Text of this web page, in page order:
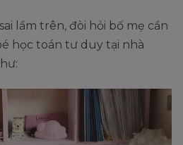
lầm trên, đòi hỏi bố mẹ cần
học toán tư duy tại nhà